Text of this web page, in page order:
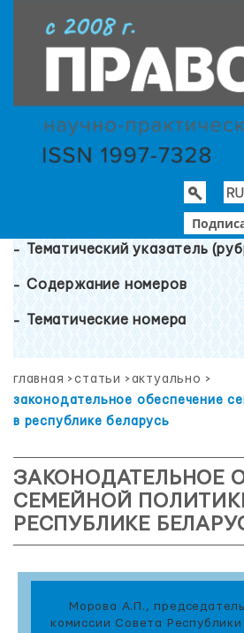
Тематический указатель
Содержание номеров
Тематические номера
главная >статьи >актуально >
законодательное обеспечение
в республике беларусь
ЗАКОНОДАТЕЛЬНОЕ
СЕМЕЙНОЙ
РЕСПУБЛИКЕ
Морова А.П.,
комиссии Совета